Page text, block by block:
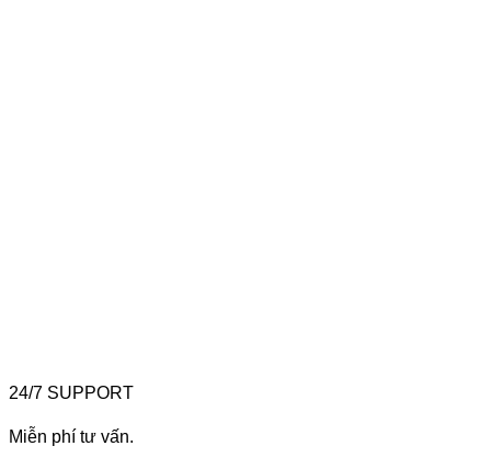
24/7 SUPPORT
Miễn phí tư vấn.